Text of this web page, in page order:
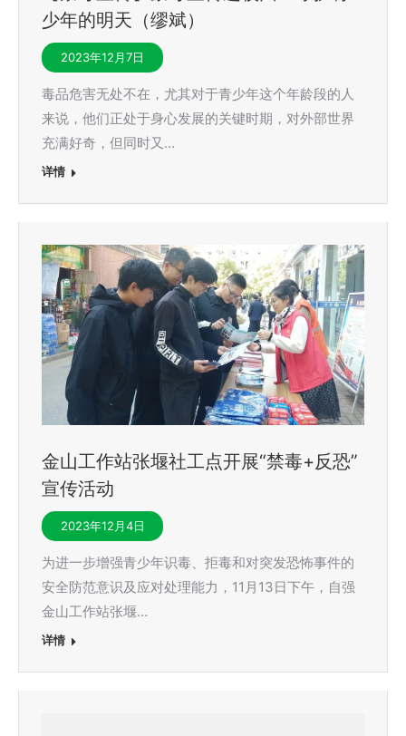
少年的明天（缪斌）
2023年12月7日
毒品危害无处不在，尤其对于青少年这个年龄段的人
来说，他们正处于身心发展的关键时期，对外部世界
充满好奇，但同时又…
详情
金山工作站张堰社工点开展“禁毒+反恐”
宣传活动
2023年12月4日
为进一步增强青少年识毒、拒毒和对突发恐怖事件的
安全防范意识及应对处理能力，11月13日下午，自强
金山工作站张堰…
详情